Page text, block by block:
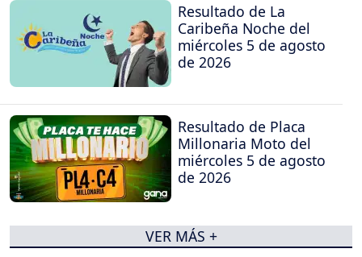
Resultado de La
Caribeña Noche del
miércoles 5 de agosto
de 2026
Resultado de Placa
Millonaria Moto del
miércoles 5 de agosto
de 2026
VER MÁS +